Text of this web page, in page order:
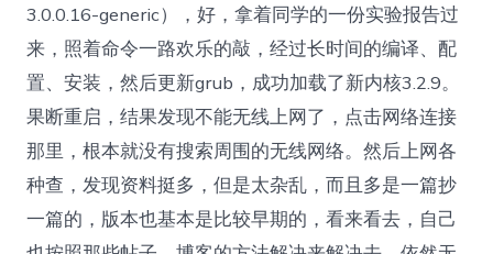
3.0.0.16-generic），好，拿着同学的一份实验报告过
来，照着命令一路欢乐的敲，经过长时间的编译、配
置、安装，然后更新grub，成功加载了新内核3.2.9。
果断重启，结果发现不能无线上网了，点击网络连接
那里，根本就没有搜索周围的无线网络。然后上网各
种查，发现资料挺多，但是太杂乱，而且多是一篇抄
一篇的，版本也基本是比较早期的，看来看去，自己